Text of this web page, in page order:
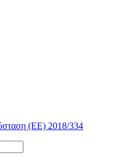
(ΕΕ) 2018/334